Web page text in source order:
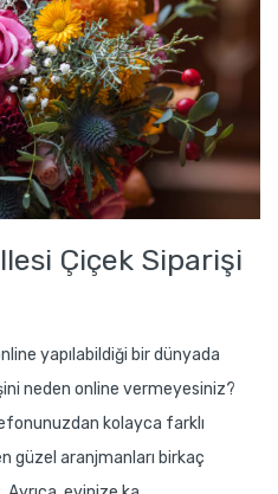
Çiçek Siparişi
yapılabildiği bir dünyada
neden online vermeyesiniz?
kolayca farklı
güzel aranjmanları birkaç